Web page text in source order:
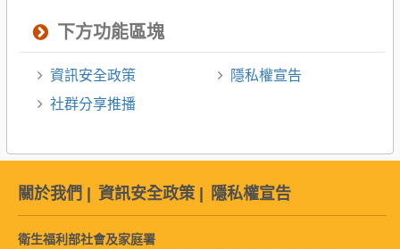
下方功能區塊
資訊安全政策
隱私權宣告
社群分享推播
關於我們 資訊安全政策| 隱私權宣告
衛生福利部社會及家庭署